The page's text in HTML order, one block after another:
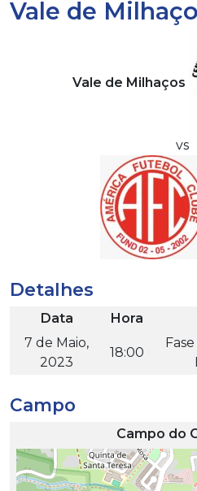
Vale de
Vale de Milhaços
vs
Detalhes
Data Hora
7 de Maio,
2023
18:00
Campo
Campo do